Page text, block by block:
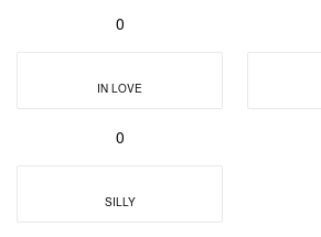
0
IN LOVE
0
SILLY